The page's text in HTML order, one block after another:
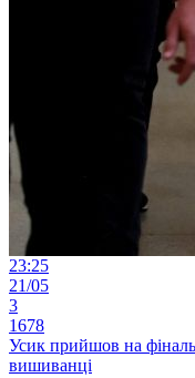
23:25
21/05
3
1678
Усик прийшов на
вишиванці